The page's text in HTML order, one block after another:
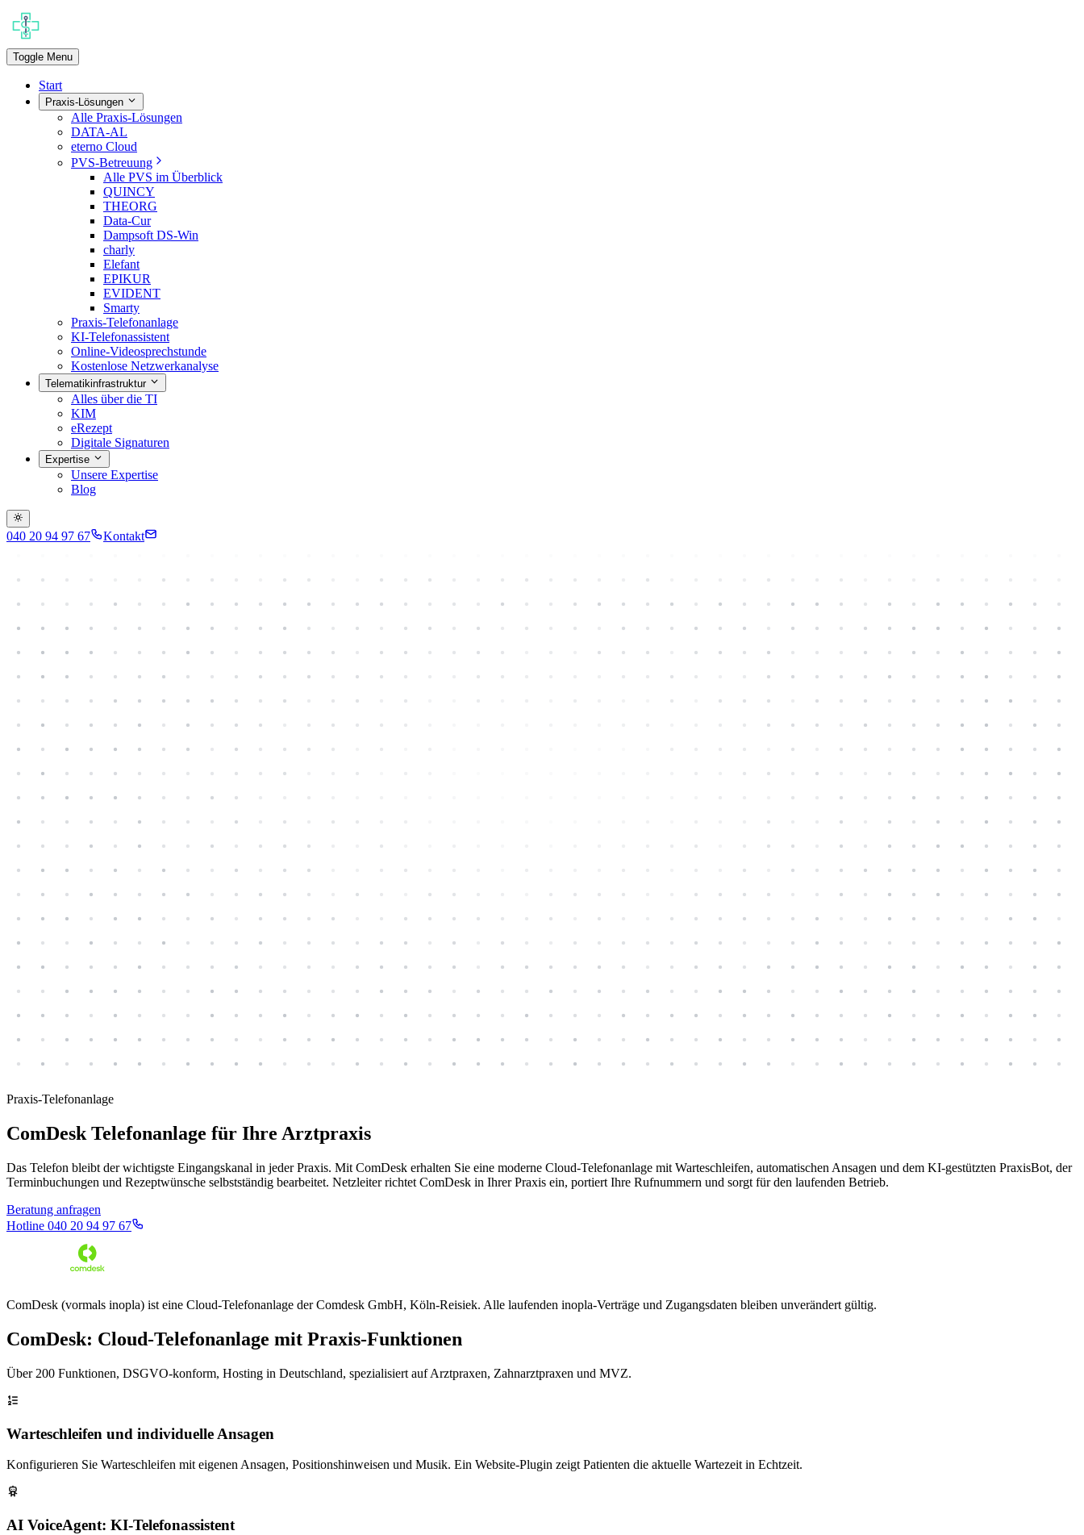
Toggle Menu
Start
Praxis-Lösungen
Alle Praxis-Lösungen
DATA-AL
eterno Cloud
PVS-Betreuung
Alle PVS im Überblick
QUINCY
THEORG
Data-Cur
Dampsoft DS-Win
charly
Elefant
EPIKUR
EVIDENT
Smarty
Praxis-Telefonanlage
KI-Telefonassistent
Online-Videosprechstunde
Kostenlose Netzwerkanalyse
Telematikinfrastruktur
Alles über die TI
KIM
eRezept
Digitale Signaturen
Expertise
Unsere Expertise
Blog
040 20 94 97 67 Kontakt
Praxis-Telefonanlage
ComDesk Telefonanlage für Ihre Arztpraxis
Das Telefon bleibt der wichtigste Eingangskanal in jeder Praxis. Mit ComDesk erhalten Sie eine moderne Cloud-Telefonanlage mit Warteschleifen, automatischen Ansagen und dem KI-gestützten PraxisBot, der
Terminbuchungen und Rezeptwünsche selbstständig bearbeitet. Netzleiter richtet ComDesk in Ihrer Praxis ein, portiert Ihre Rufnummern und sorgt für den laufenden Betrieb.
Beratung anfragen
Hotline 040 20 94 97 67
ComDesk (vormals inopla) ist eine Cloud-Telefonanlage der Comdesk GmbH, Köln-Reisiek. Alle laufenden inopla-Verträge und Zugangsdaten bleiben unverändert gültig.
ComDesk: Cloud-Telefonanlage mit Praxis-Funktionen
Über 200 Funktionen, DSGVO-konform, Hosting in Deutschland, spezialisiert auf Arztpraxen, Zahnarztpraxen und MVZ.
Warteschleifen und individuelle Ansagen
Konfigurieren Sie Warteschleifen mit eigenen Ansagen, Positionshinweisen und Musik. Ein Website-Plugin zeigt Patienten die aktuelle Wartezeit in Echtzeit.
AI VoiceAgent: KI-Telefonassistent